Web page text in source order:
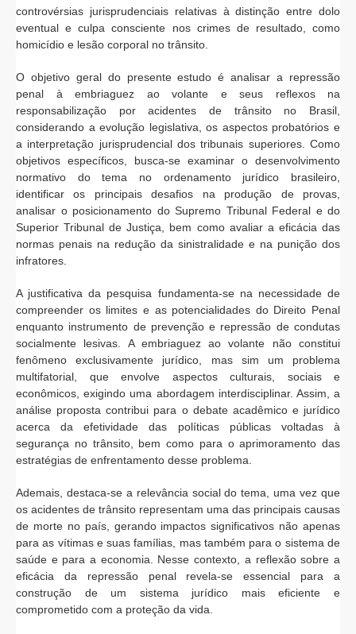
controvérsias jurisprudenciais relativas à distinção entre dolo
eventual e culpa consciente nos crimes de resultado, como
homicídio e lesão corporal no trânsito.
O objetivo geral do presente estudo é analisar a repressão
penal à embriaguez ao volante e seus reflexos na
responsabilização por acidentes de trânsito no Brasil,
considerando a evolução legislativa, os aspectos probatórios e
a interpretação jurisprudencial dos tribunais superiores. Como
objetivos específicos, busca-se examinar o desenvolvimento
normativo do tema no ordenamento jurídico brasileiro,
identificar os principais desafios na produção de provas,
analisar o posicionamento do Supremo Tribunal Federal e do
Superior Tribunal de Justiça, bem como avaliar a eficácia das
normas penais na redução da sinistralidade e na punição dos
infratores.
A justificativa da pesquisa fundamenta-se na necessidade de
compreender os limites e as potencialidades do Direito Penal
enquanto instrumento de prevenção e repressão de condutas
socialmente lesivas. A embriaguez ao volante não constitui
fenômeno exclusivamente jurídico, mas sim um problema
multifatorial, que envolve aspectos culturais, sociais e
econômicos, exigindo uma abordagem interdisciplinar. Assim, a
análise proposta contribui para o debate acadêmico e jurídico
acerca da efetividade das políticas públicas voltadas à
segurança no trânsito, bem como para o aprimoramento das
estratégias de enfrentamento desse problema.
Ademais, destaca-se a relevância social do tema, uma vez que
os acidentes de trânsito representam uma das principais causas
de morte no país, gerando impactos significativos não apenas
para as vítimas e suas famílias, mas também para o sistema de
saúde e para a economia. Nesse contexto, a reflexão sobre a
eficácia da repressão penal revela-se essencial para a
construção de um sistema jurídico mais eficiente e
comprometido com a proteção da vida.